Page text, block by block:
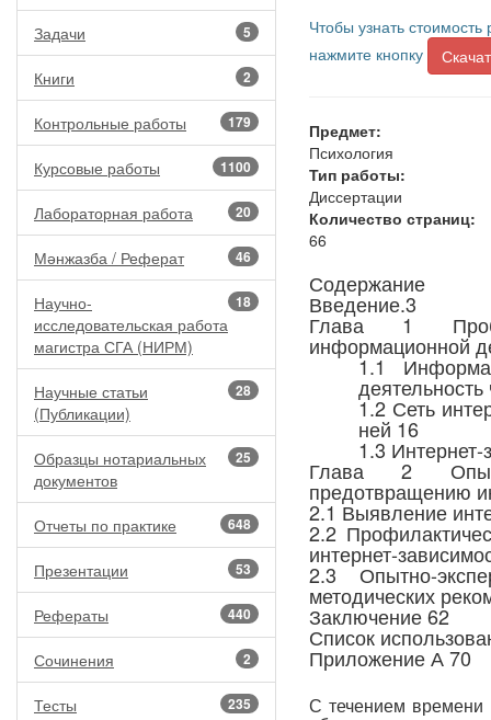
5
Задачи
2
Книги
179
Контрольные работы
1100
Курсовые работы
20
Лабораторная работа
46
Мәнжазба / Реферат
18
Научно-
исследовательская работа
магистра СГА (НИРМ)
28
Научные статьи
(Публикации)
25
Образцы нотариальных
документов
648
Отчеты по практике
53
Презентации
440
Рефераты
2
Сочинения
235
Тесты
Чтобы узнать
нажмите кнопку
Предмет:
Психология
Тип работы:
Диссертации
Количество страниц:
66
Содержание
Введение.3
Глава 1
информационной
1.1
1.2 Сеть
ней 16
1.3
Глава 2
предотвращению
2.1 Выявление
2.2
интернет-
2.3 Опытно-
методических
Заключение 62
Список
Приложение А 70
С течением времени